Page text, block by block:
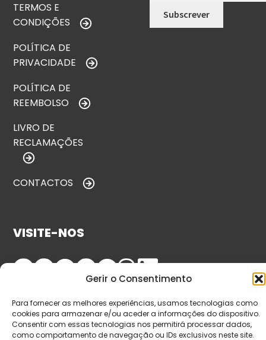
Gerir o Consentimento
Para fornecer as melhores experiências, usamos tecnologias como
cookies para armazenar e/ou aceder a informações do dispositivo.
Consentir com essas tecnologias nos permitirá processar dados,
como comportamento de navegação ou IDs exclusivos neste site.
TERMOS E
CONDIÇÕES
POLÍTICA DE
PRIVACIDADE
POLÍTICA DE
REEMBOLSO
LIVRO DE
RECLAMAÇÕES
CONTACTOS
VISITE-NOS